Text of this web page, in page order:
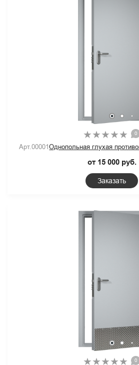
0
Арт.00001Однопольная глухая
от 15 000 руб.
Заказать
0